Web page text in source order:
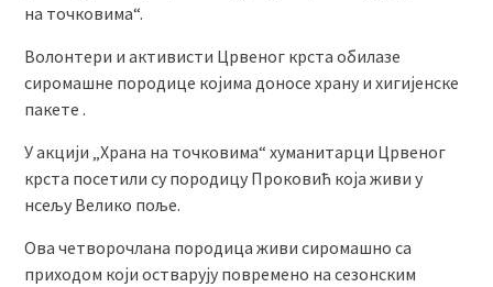
на точковима“.
Волонтери и активисти Црвеног крста обилазе
сиромашне породице којима доносе храну и хигијенске
пакете .
У акцији „Храна на точковима“ хуманитарци Црвеног
крста посетили су породицу Проковић која живи у
нсељу Велико поље.
Ова четворочлана породица живи сиромашно са
приходом који остварују повремено на сезонским